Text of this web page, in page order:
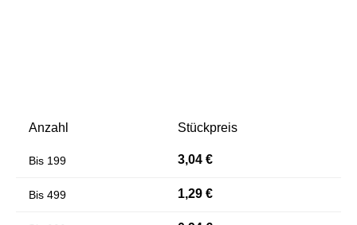
Anzahl Stückpreis
Bis 199 3,04 €
Bis 499 1,29 €